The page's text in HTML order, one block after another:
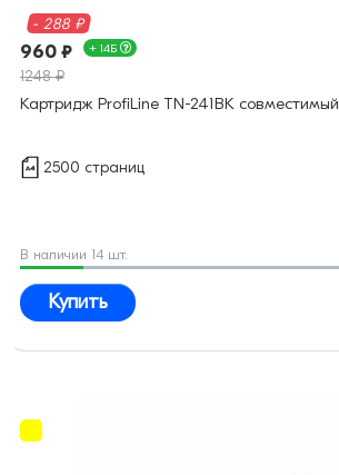
- 288 ₽
960 ₽ + 14Б
1248 ₽
Картридж ProfiLine TN-241BK совместимый
2500 страниц
В наличии 14 шт.
Купить